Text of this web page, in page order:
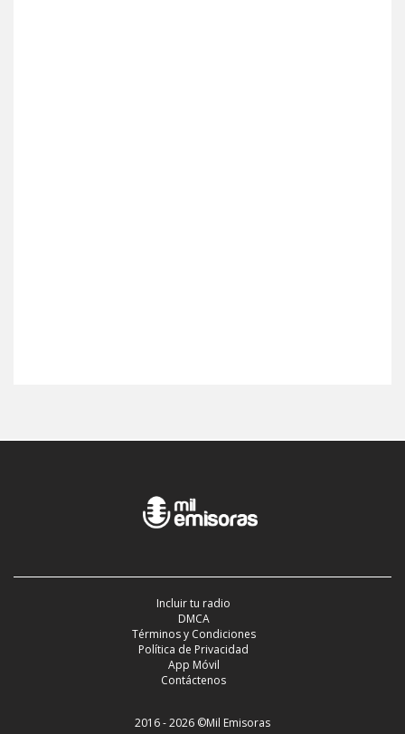
Incluir tu radio
DMCA
Términos y Condiciones
Política de Privacidad
App Móvil
Contáctenos
2016 - 2026 ©Mil Emisoras